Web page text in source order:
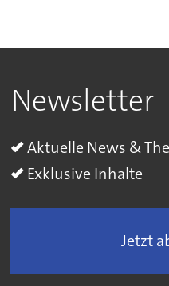
Newsletter
Aktuelle News &
Exklusive Inhalte
Jetzt